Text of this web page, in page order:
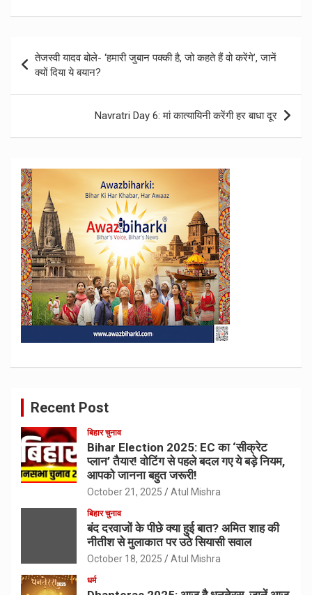
Post
navigation
तेजस्वी यादव बोले- ‘हमारी जुबान पक्की है, जो कहते हैं वो करेंगे’, जानें
क्यों दिया ये बयान?
Navratri Day 6: मां कात्यायिनी करेंगी हर बाधा दूर
Recent Post
बिहार चुनाव
Bihar Election 2025: EC का ‘सीक्रेट
प्लान’ तैयार! वोटिंग से पहले बदल गए ये बड़े नियम,
आपको जानना बहुत जरूरी!
October 21, 2025 Atul Mishra
बिहार चुनाव
बंद दरवाजों के पीछे क्या हुई बात? अमित शाह की
नीतीश से मुलाकात पर उठे सियासी सवाल
October 18, 2025 Atul Mishra
धर्म